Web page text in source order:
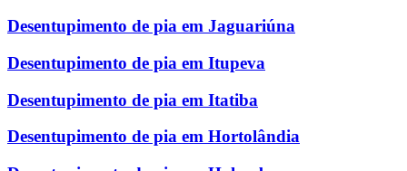
Desentupimento de pia em Jaguariúna
Desentupimento de pia em Itupeva
Desentupimento de pia em Itatiba
Desentupimento de pia em Hortolândia